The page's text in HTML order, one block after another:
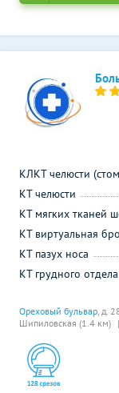
Ореховый бульвар, д.
Шипиловская (1.4 км)
КЛКТ челюсти
КТ челюсти
КТ мягких тканей
КТ виртуальная
КТ пазух носа
КТ грудного